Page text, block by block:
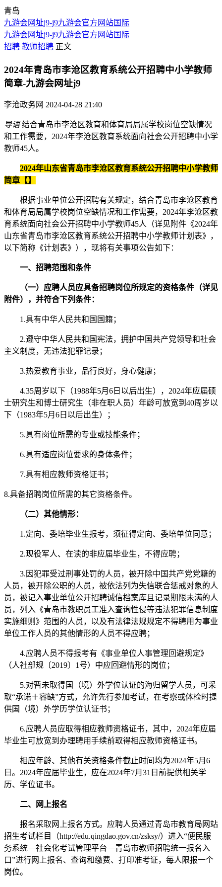
青岛
九游会网址j9-j9九游会官方网站国际
九游会网址j9-j9九游会官方网站国际
招聘 教师招聘 正文
2024年青岛市李沧区教育系统公开招聘中小学教师
简章-九游会网址j9
李沧政务网 2024-04-28 21:40
导语结合青岛市李沧区教育和体育局局属学校岗位空缺情况
和工作需要，2024年李沧区教育系统面向社会公开招聘中小学
教师45人。
2024年山东省青岛市李沧区教育系统公开招聘中小学教师
简章【】
根据事业单位公开招聘有关规定，结合青岛市李沧区教育
和体育局局属学校岗位空缺情况和工作需要，2024年李沧区教
育系统面向社会公开招聘中小学教师45人（详见附件《2024年
山东省青岛市李沧区教育系统公开招聘中小学教师计划表》，
以下简称《计划表》），现将有关事项公告如下：
一、招聘范围和条件
（一）应聘人员应具备招聘岗位所规定的资格条件（详见
附件），并符合下列条件：
1.具有中华人民共和国国籍；
2.遵守中华人民共和国宪法，拥护中国共产党领导和社会
主义制度，无违法犯罪记录；
3.热爱教育事业，品行良好，身心健康；
4.35周岁以下（1988年5月6日以后出生），2024年应届硕
士研究生和博士研究生（非在职人员）年龄可放宽到40周岁以
下（1983年5月6日以后出生）；
5.具有岗位所需的专业或技能条件；
6.具有适应岗位要求的身体条件；
7.具有相应教师资格证书；
8.具备招聘岗位所需的其它资格条件。
（二）其他情形：
1.定向、委培毕业生报考，须征得定向、委培单位同意；
2.现役军人、在读的非应届毕业生，不得应聘；
3.因犯罪受过刑事处罚的人员，被开除中国共产党党籍的
人员，被开除公职的人员，被依法列为失信联合惩戒对象的人
员，被记入事业单位公开招聘诚信档案库且记录期限未满的人
员，列入《青岛市教职员工准入查询性侵等违法犯罪信息制度
实施细则》范围的人员，以及有法律法规规定不得聘用为事业
单位工作人员的其他情形的人员不得应聘；
4.应聘人员不得报考有《事业单位人事管理回避规定》
（人社部规〔2019〕1号）中应回避情形的岗位；
5.对暂未取得国（境）外学位认证的海归留学人员，可采
取“承诺＋容缺”方式，允许先行参加考试，在考察或体检时提
供国（境）外学历学位认证书；
6.应聘人员应取得相应教师资格证书，其中，2024年应届
毕业生可放宽到办理聘用手续前取得相应教师资格证书。
相应年龄、其他有关资格条件截止时间均为2024年5月6
日。2024年应届毕业生，应在2024年7月31日前提供相关学
历、学位证书。
二、网上报名
报名采取网上报名方式。应聘人员通过青岛市教育局网站
招生考试栏目（http://edu.qingdao.gov.cn/zsksy/）进入“便民服
务系统—社会化考试管理平台—青岛市教师招聘统一报名入
口”进行网上报名、查询和缴费、打印准考证，每人限报一个
岗位。